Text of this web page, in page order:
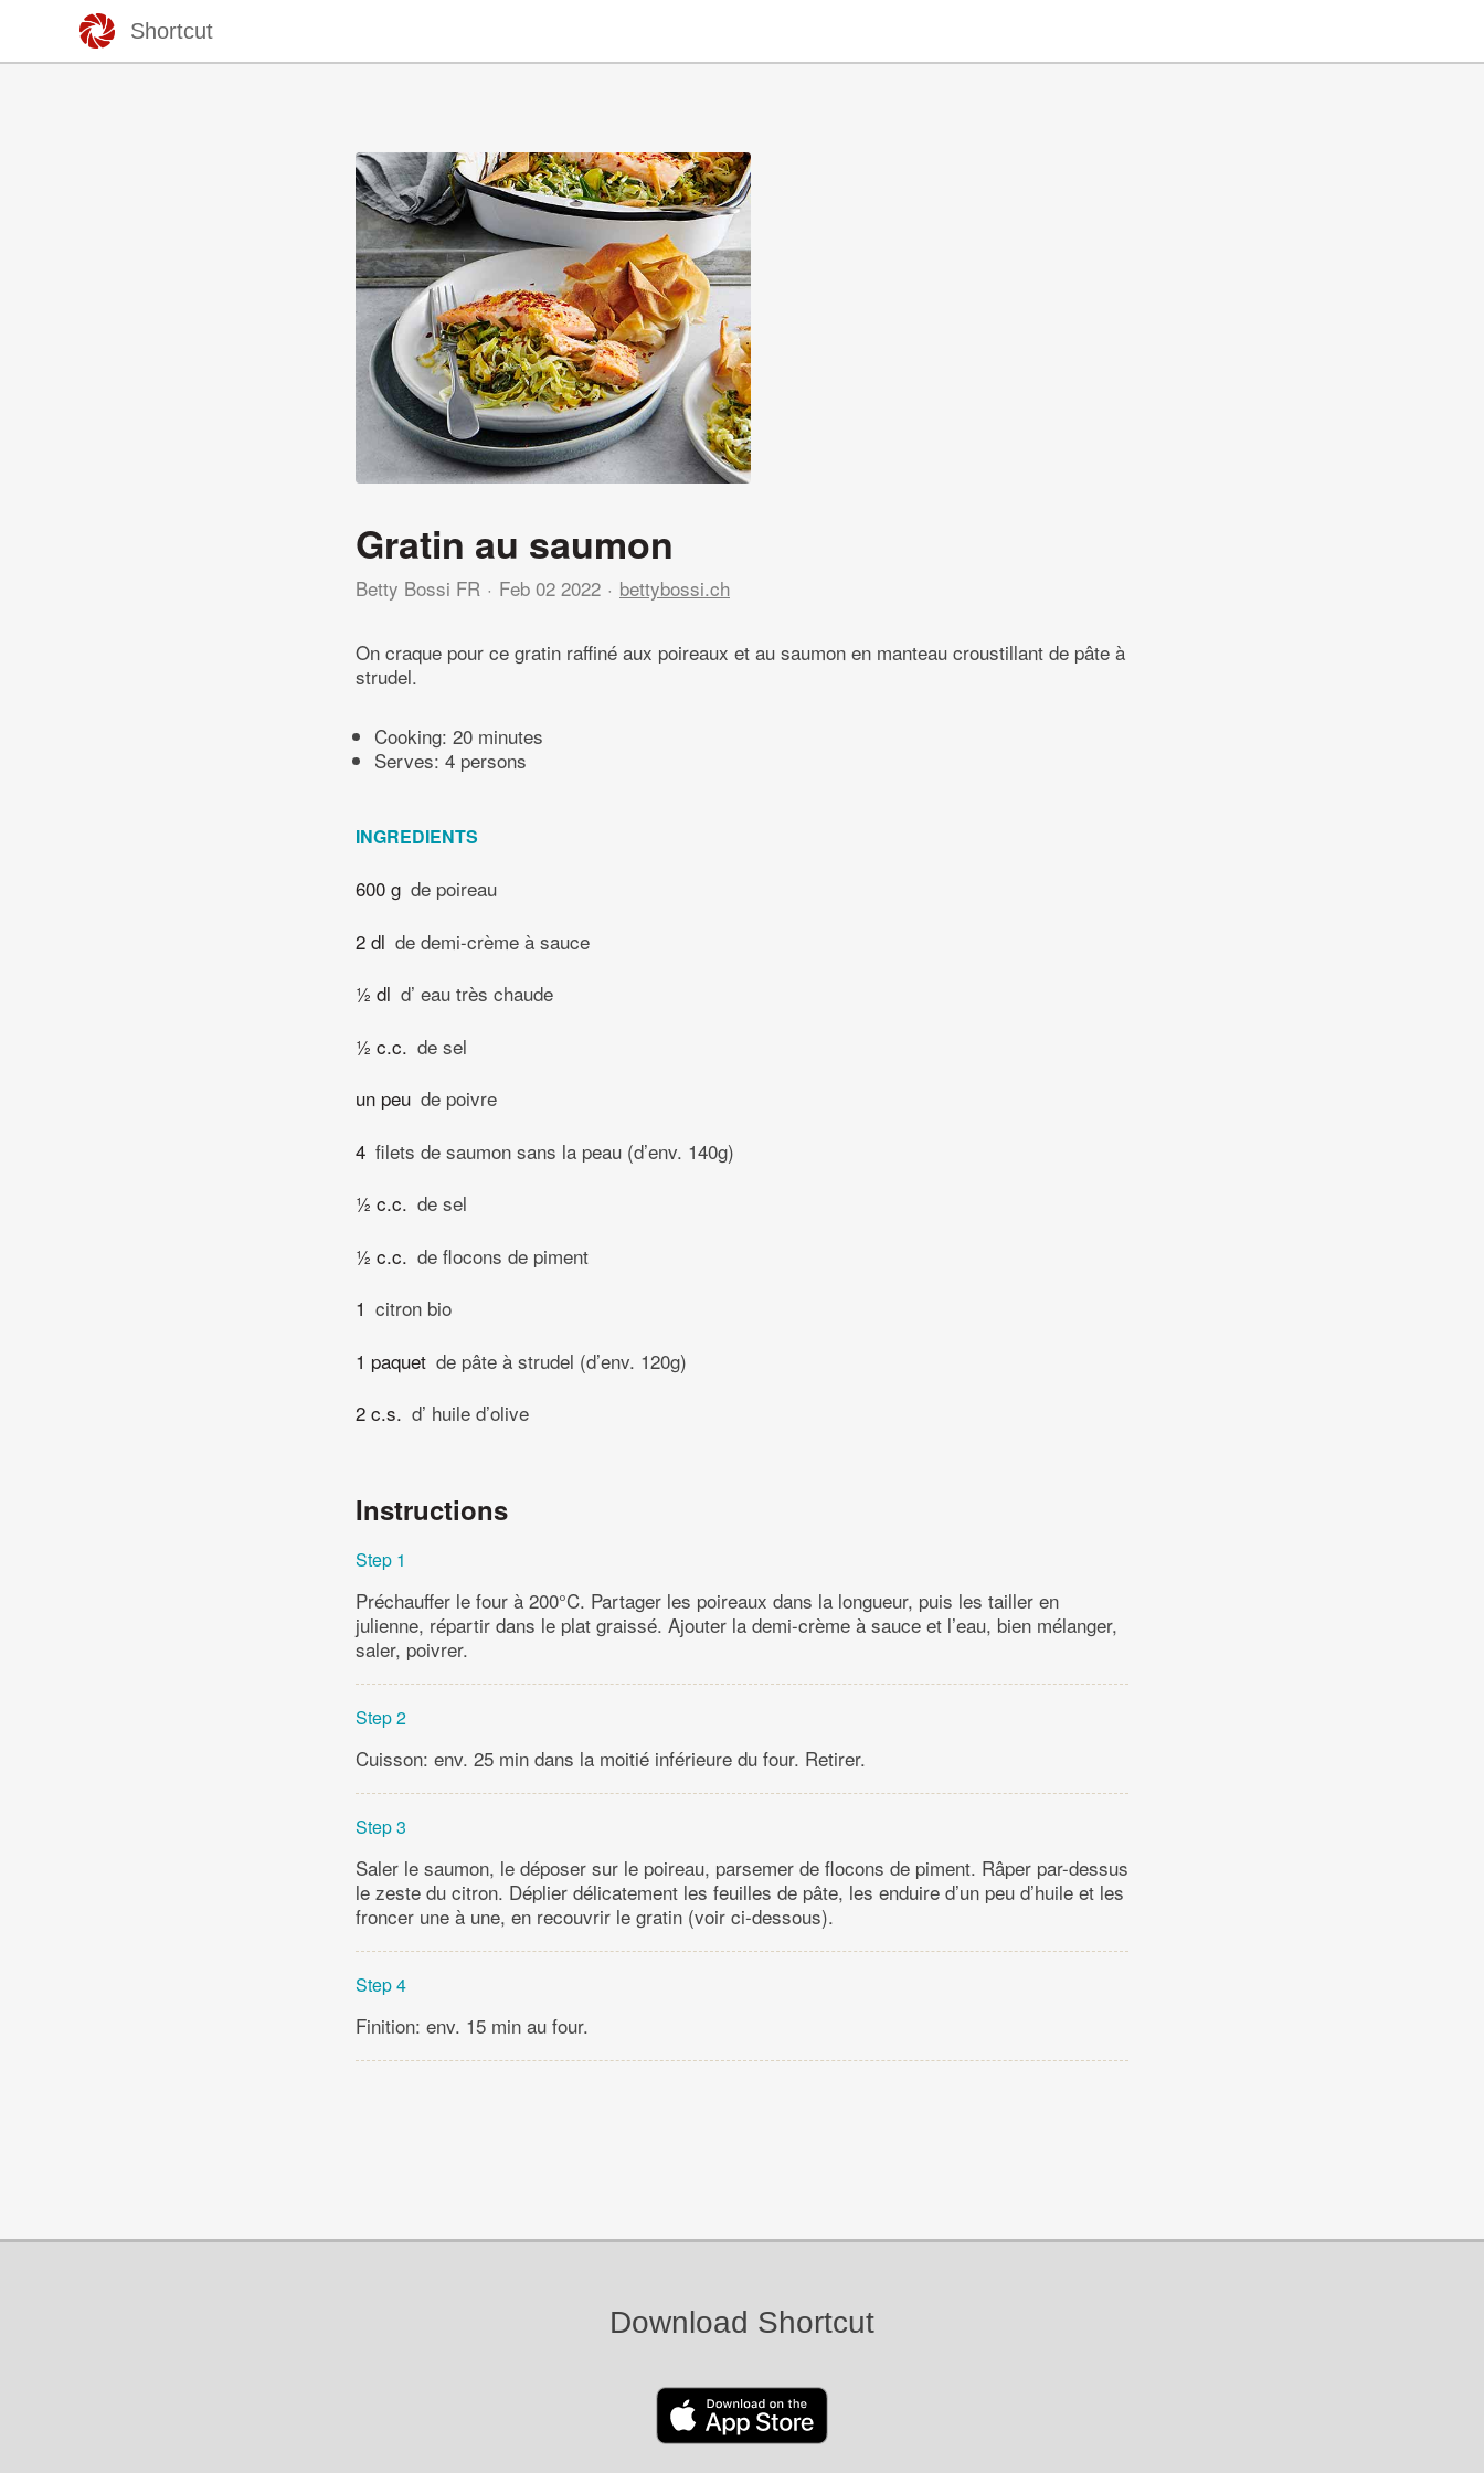
Shortcut
Gratin au saumon
Betty Bossi FR Feb 02 2022 bettybossi.ch
On craque pour ce gratin raffiné aux poireaux et au saumon en manteau croustillant de pâte à
strudel.
Cooking: 20 minutes
Serves: 4 persons
INGREDIENTS
600 g de poireau
2 dl de demi-crème à sauce
½ dl d’ eau très chaude
½ c.c. de sel
un peu de poivre
4 filets de saumon sans la peau (d’env. 140g)
½ c.c. de sel
½ c.c. de flocons de piment
1 citron bio
1 paquet de pâte à strudel (d’env. 120g)
2 c.s. d’ huile d’olive
Instructions
Step 1
Préchauffer le four à 200°C. Partager les poireaux dans la longueur, puis les tailler en
julienne, répartir dans le plat graissé. Ajouter la demi-crème à sauce et l’eau, bien mélanger,
saler, poivrer.
Step 2
Cuisson: env. 25 min dans la moitié inférieure du four. Retirer.
Step 3
Saler le saumon, le déposer sur le poireau, parsemer de flocons de piment. Râper par-dessus
le zeste du citron. Déplier délicatement les feuilles de pâte, les enduire d’un peu d’huile et les
froncer une à une, en recouvrir le gratin (voir ci-dessous).
Step 4
Finition: env. 15 min au four.
Download Shortcut